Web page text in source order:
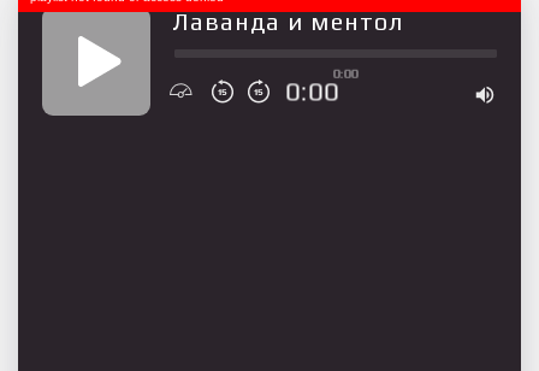
Лаванда и ментол
0:00
0:00